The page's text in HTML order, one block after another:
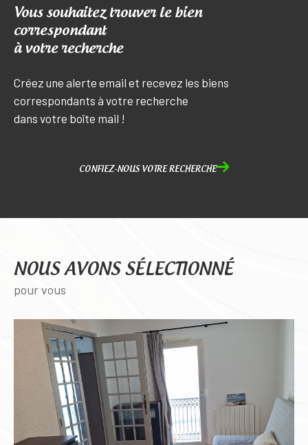
Vous souhaitez trouver le bien
correspondant
à votre recherche
Créez une alerte email et recevez les biens
correspondants à votre recherche
dans votre boîte mail !
CONFIEZ-NOUS VOTRE RECHERCHE
NOUS AVONS SÉLECTIONNÉ
pour vous